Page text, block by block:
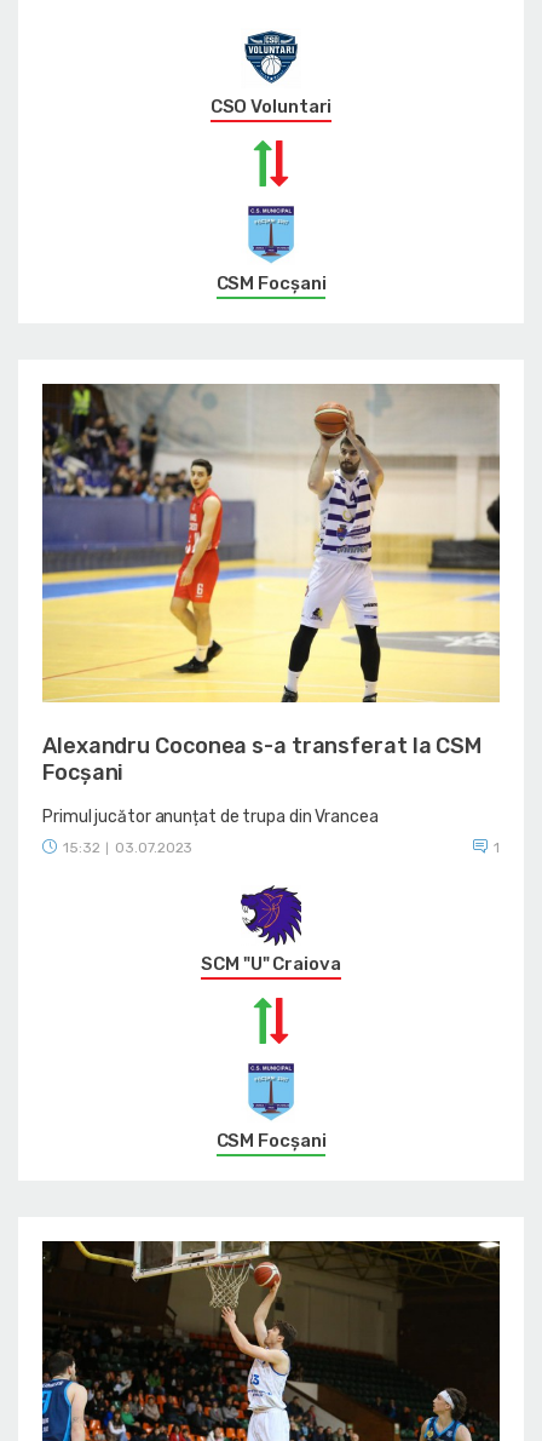
CSO Voluntari
CSM Focșani
Alexandru Coconea s-a transferat la CSM
Focșani
Primul jucător anunțat de trupa din Vrancea
15:32 03.07.2023 1
SCM "U" Craiova
CSM Focșani